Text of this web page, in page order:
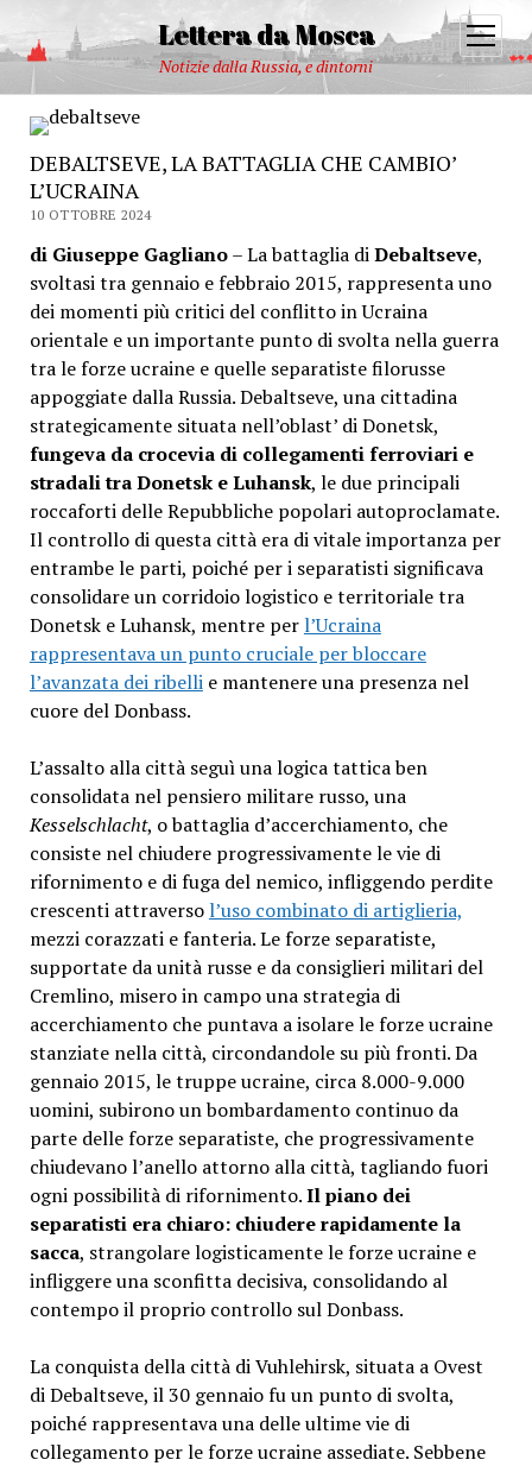
Lettera da Mosca
Notizie dalla Russia, e dintorni
open
menu
DEBALTSEVE, LA BATTAGLIA CHE CAMBIO’
L’UCRAINA
10 OTTOBRE 2024
di Giuseppe Gagliano– La battaglia diDebaltseve,
svoltasi tra gennaio e febbraio 2015, rappresenta uno
dei momenti più critici del conflitto in Ucraina
orientale e un importante punto di svolta nella guerra
tra le forze ucraine e quelle separatiste filorusse
appoggiate dalla Russia. Debaltseve, una cittadina
strategicamente situata nell’oblast’ di Donetsk,
fungeva da crocevia di collegamenti ferroviari e
stradali tra Donetsk e Luhansk, le due principali
roccaforti delle Repubbliche popolari autoproclamate.
Il controllo di questa città era di vitale importanza per
entrambe le parti, poiché per i separatisti significava
consolidare un corridoio logistico e territoriale tra
Donetsk e Luhansk, mentre per l’Ucraina
rappresentava un punto cruciale per bloccare
l’avanzata dei ribellie mantenere una presenza nel
cuore del Donbass.
L’assalto alla città seguì una logica tattica ben
consolidata nel pensiero militare russo, una
Kesselschlacht, o battaglia d’accerchiamento, che
consiste nel chiudere progressivamente le vie di
rifornimento e di fuga del nemico, infliggendo perdite
crescenti attraverso l’uso combinato di artiglieria,
mezzi corazzati e fanteria. Le forze separatiste,
supportate da unità russe e da consiglieri militari del
Cremlino, misero in campo una strategia di
accerchiamento che puntava a isolare le forze ucraine
stanziate nella città, circondandole su più fronti. Da
gennaio 2015, le truppe ucraine, circa 8.000-9.000
uomini, subirono un bombardamento continuo da
parte delle forze separatiste, che progressivamente
chiudevano l’anello attorno alla città, tagliando fuori
ogni possibilità di rifornimento.Il piano dei
separatisti era chiaro: chiudere rapidamente la
sacca, strangolare logisticamente le forze ucraine e
infliggere una sconfitta decisiva, consolidando al
contempo il proprio controllo sul Donbass.
La conquista della città di Vuhlehirsk, situata a Ovest
di Debaltseve, il 30 gennaio fu un punto di svolta,
poiché rappresentava una delle ultime vie di
collegamento per le forze ucraine assediate. Sebbene